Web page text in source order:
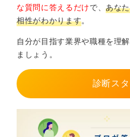
な質問に答えるだけで、あな
相性がわかります。
自分が目指す業界や職種を理
ましょう。
診断ス